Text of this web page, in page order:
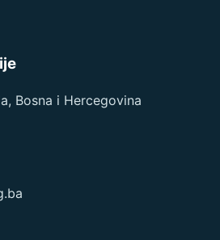
Bosna i Hercegovina